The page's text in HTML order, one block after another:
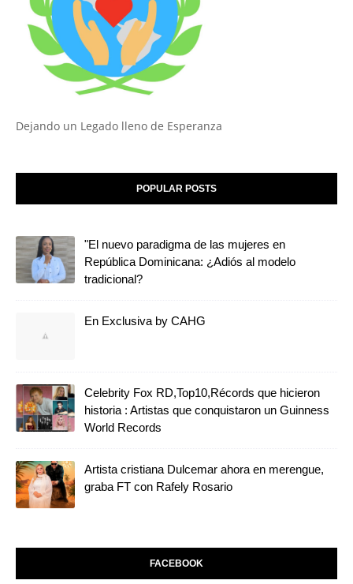
Dejando un Legado lleno de Esperanza
POPULAR POSTS
"El nuevo paradigma de las mujeres en
República Dominicana: ¿Adiós al modelo
tradicional?
En Exclusiva by CAHG
Celebrity Fox RD,Top10,Récords que hicieron
historia : Artistas que conquistaron un Guinness
World Records
Artista cristiana Dulcemar ahora en merengue,
graba FT con Rafely Rosario
FACEBOOK